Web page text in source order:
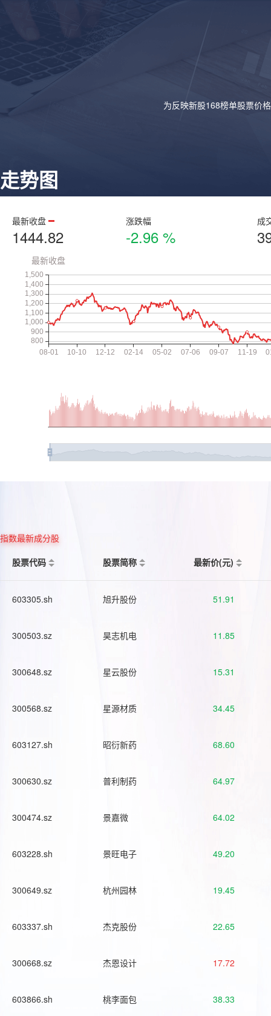
为反映新股168榜单股票价
走势图
最新收盘
1444.82
涨跌幅
-2.96 %
成
指数最新成分股
股票代码
股票简称 最新价(元)
603305.sh 旭升股份 51.91
300503.sz 昊志机电 11.85
300648.sz 星云股份 15.31
300568.sz 星源材质 34.45
603127.sh 昭衍新药 68.60
300630.sz 普利制药 64.97
300474.sz 景嘉微 64.02
603228.sh 景旺电子 49.20
300649.sz 杭州园林 19.45
603337.sh 杰克股份 22.65
300668.sz 杰恩设计 17.72
603866.sh 桃李面包 38.33